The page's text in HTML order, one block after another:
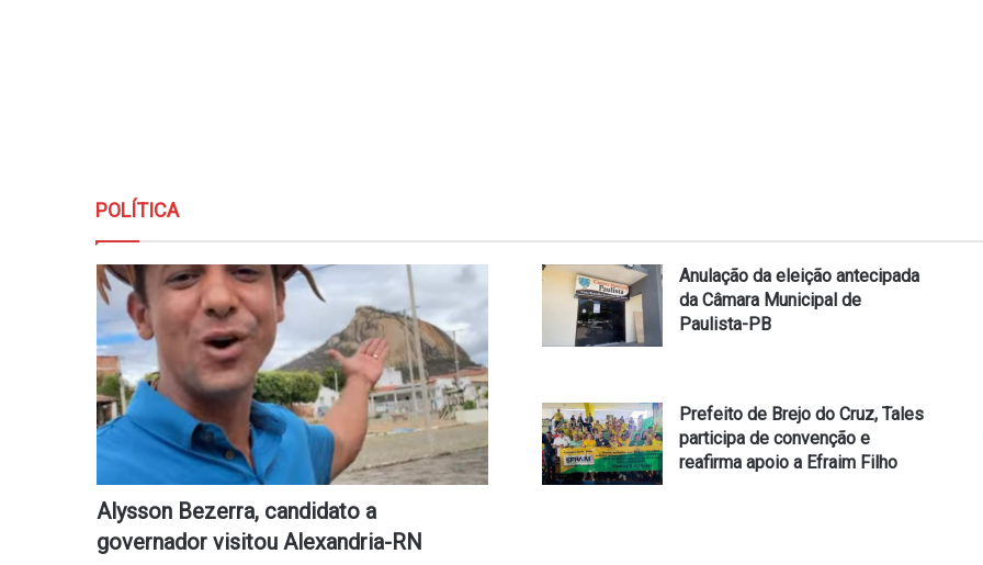
POLÍTICA
Alysson Bezerra, candidato a
governador visitou Alexandria-RN
Anulação da eleição antecipada
da Câmara Municipal de
Paulista-PB
Prefeito de Brejo do Cruz, Tales
participa de convenção e
reafirma apoio a Efraim Filho